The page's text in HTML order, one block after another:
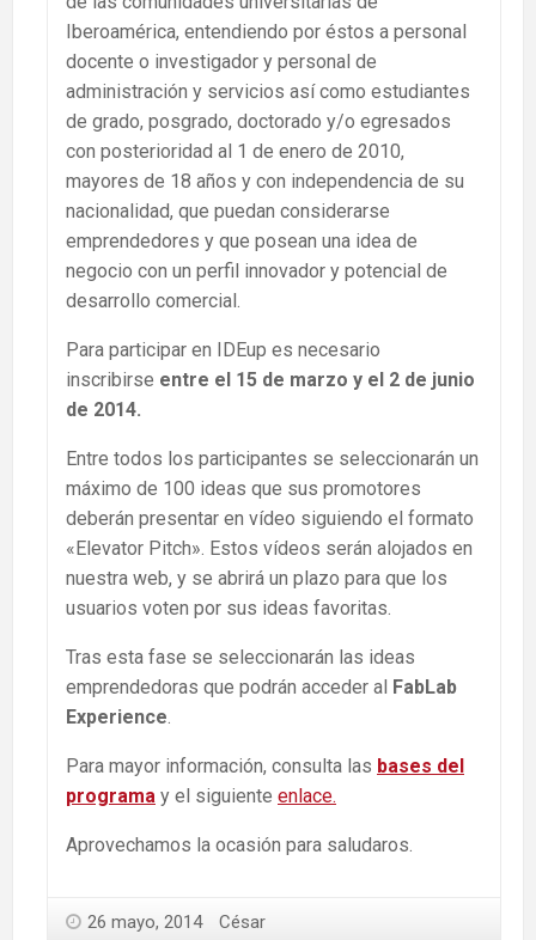
Iberoamérica, entendiendo por éstos a personal
docente o investigador y personal de
administración y servicios así como estudiantes
de grado, posgrado, doctorado y/o egresados
con posterioridad al 1 de enero de 2010,
mayores de 18 años y con independencia de su
nacionalidad, que puedan considerarse
emprendedores y que posean una idea de
negocio con un perfil innovador y potencial de
desarrollo comercial.
Para participar en IDEup es necesario
inscribirse entre el 15 de marzo y el 2 de junio
de 2014.
Entre todos los participantes se seleccionarán un
máximo de 100 ideas que sus promotores
deberán presentar en vídeo siguiendo el formato
«Elevator Pitch». Estos vídeos serán alojados en
nuestra web, y se abrirá un plazo para que los
usuarios voten por sus ideas favoritas.
Tras esta fase se seleccionarán las ideas
emprendedoras que podrán acceder al FabLab
Experience
Para mayor información, consulta las bases del
programa y el siguiente enlace.
Aprovechamos la ocasión para saludaros.
26 mayo, 2014 César